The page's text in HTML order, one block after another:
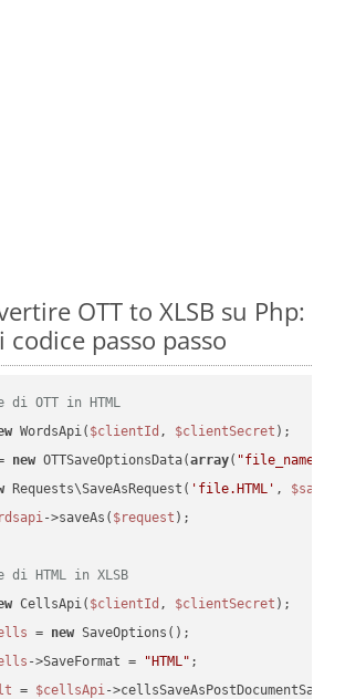
OTT to XLSB su Php:
codice passo passo
di OTT in HTML
WordsApi( $clientId , $clientSecret
new OTTSaveOptionsData(array( "file_name"
Requests\SaveAsRequest( 'file.HTML' ,
->saveAs( $request );
di HTML in XLSB
CellsApi( $clientId , $clientSecret
= new
->SaveFormat = "HTML"
= $cellsApi-